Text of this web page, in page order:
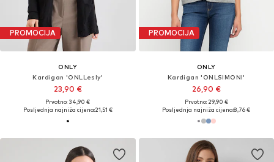
PROMOCIJA
ONLY
Kardigan 'ONLLesly'
23,90 €
Prvotno: 34,90 €
Posljednja najniža cijena:21,51 €
PROMOCIJA
ONLY
Kardigan 'ONLSIMONI'
26,90 €
Prvotno: 29,90 €
Posljednja najniža cijena:8,76 €